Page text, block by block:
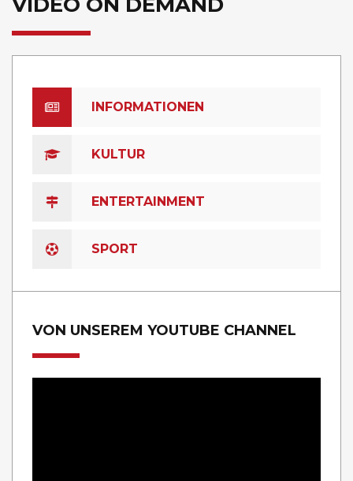
INFORMATIONEN
KULTUR
ENTERTAINMENT
SPORT
VON UNSEREM YOUTUBE CHANNEL